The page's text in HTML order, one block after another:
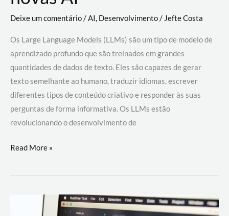
Deixe um comentário/AI, Desenvolvimento/ Jefte Costa
Os Large Language Models (LLMs) são um tipo de modelo de
aprendizado profundo que são treinados em grandes
quantidades de dados de texto. Eles são capazes de gerar
texto semelhante ao humano, traduzir idiomas, escrever
diferentes tipos de conteúdo criativo e responder às suas
perguntas de forma informativa. Os LLMs estão
revolucionando o desenvolvimento de
Large
Models
Read More »